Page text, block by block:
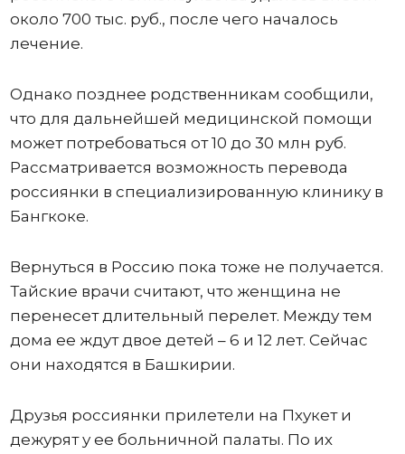
около 700 тыс. руб., после чего началось
лечение.
Однако позднее родственникам сообщили,
что для дальнейшей медицинской помощи
может потребоваться от 10 до 30 млн руб.
Рассматривается возможность перевода
россиянки в специализированную клинику в
Бангкоке.
Вернуться в Россию пока тоже не получается.
Тайские врачи считают, что женщина не
перенесет длительный перелет. Между тем
дома ее ждут двое детей – 6 и 12 лет. Сейчас
они находятся в Башкирии.
Друзья россиянки прилетели на Пхукет и
дежурят у ее больничной палаты. По их